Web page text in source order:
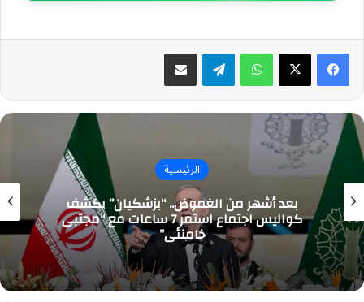
واتسابتيلقرام مشاركة عبر البريد
الرئيسية
بعد أشهر من الغموض.. “بزشكيان” يكشف
كواليس اجتماع استمر 7 ساعات مع “مجتبى
خامنئي”